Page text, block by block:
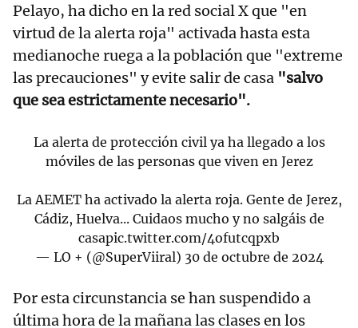
Pelayo, ha dicho en la red social X que "en
virtud de la alerta roja" activada hasta esta
medianoche ruega a la población que "extreme
las precauciones" y evite salir de casa "salvo
que sea estrictamente necesario".
La alerta de protección civil ya ha llegado a los
móviles de las personas que viven en Jerez
La AEMET ha activado la alerta roja. Gente de Jerez,
Cádiz, Huelva... Cuidaos mucho y no salgáis de
casapic.twitter.com/4ofutcqpxb
— LO + (@SuperViiral) 30 de octubre de 2024
Por esta circunstancia se han suspendido a
última hora de la mañana las clases en los